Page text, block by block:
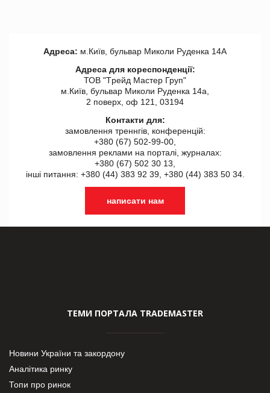
Адреса: м.Київ, бульвар Миколи Руденка 14А
Адреса для кореспонденції:
ТОВ "Tрейд Мастер Груп"
м.Київ, бульвар Миколи Руденка 14а,
2 поверх, оф 121, 03194
Контакти для:
замовлення треннгів, конференцій:
+380 (67) 502-99-00,
замовлення реклами на порталі, журналах:
+380 (67) 502 30 13,
інші питання: +380 (44) 383 92 39, +380 (44) 383 50 34.
написати нам
ТЕМИ ПОРТАЛА TRADEMASTER
Новини України та закордону
Аналітика ринку
Топи про ринок